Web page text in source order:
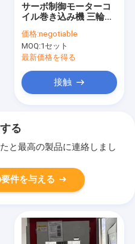
サーボ制御モーターコ
イル巻き込み機 三輪ス
価格:negotiable
MOQ:1セット
最新価格を得る
接触
る
と最高の製品に連絡しまし
件を与える